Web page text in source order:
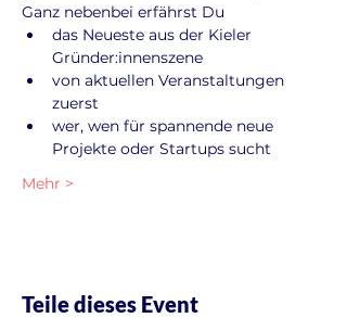
Ganz nebenbei erfährst Du
das Neueste aus der Kieler
Gründer:innenszene
von aktuellen Veranstaltungen
zuerst
wer, wen für spannende neue
Projekte oder Startups sucht
Mehr >
Teile dieses Event